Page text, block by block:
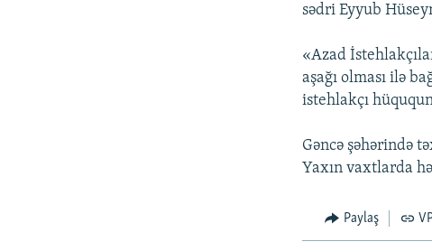
sədri Eyyub
«Azad
aşağı olması ilə
istehlakçı
Gəncə şəhərində
Yaxın vaxtlarda
Paylaş